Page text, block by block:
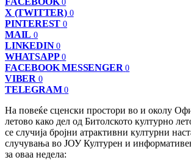
0
X (TWITTER) 0
PINTEREST 0
MAIL 0
LINKEDIN 0
WHATSAPP 0
FACEBOOK MESSENGER 0
VIBER 0
TELEGRAM 0
На повеќе сценски простори во и околу
летово како дел од Битолското културно
се случија бројни атрактивни културни
случувања во ЈОУ Културен и
за оваа недела: